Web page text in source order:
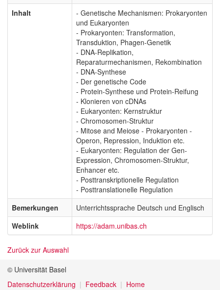
Inhalt
- Genetische Mechanismen: Prokaryonten
und Eukaryonten
- Prokaryonten: Transformation,
Transduktion, Phagen-Genetik
- DNA-Replikation,
Reparaturmechanismen, Rekombination
- DNA-Synthese
- Der genetische Code
- Protein-Synthese und Protein-Reifung
- Klonieren von cDNAs
- Eukaryonten: Kernstruktur
- Chromosomen-Struktur
- Mitose and Meiose - Prokaryonten -
Operon, Repression, Induktion etc.
- Eukaryonten: Regulation der Gen-
Expression, Chromosomen-Struktur,
Enhancer etc.
- Posttranskriptionelle Regulation
- Posttranslationelle Regulation
Bemerkungen
Unterrichtssprache Deutsch und Englisch
Weblink
https://adam.unibas.ch
Zurück zur Auswahl
© Universität Basel
Datenschutzerklärung
Feedback Home